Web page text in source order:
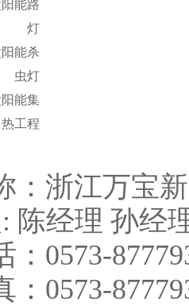
能路
灯
能杀
虫灯
能集
热工程
：浙江万宝
陈经理 孙经
：0573-
：0573-